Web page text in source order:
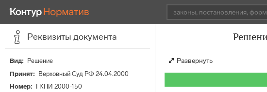
Реквизиты документа
Вид
Решение
Принят
Верховный Суд РФ 24.04.2000
Номер
ГКПИ 2000-150
Развернуть